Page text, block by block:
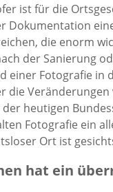
ist für die
Dokumentation
die enorm
der Sanierung
einer Fotografie in
die
heutigen
Fotografie ein
Ort ist
hat ein